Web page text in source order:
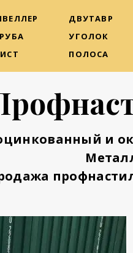
ДВУТАВР
УГОЛОК
ПОЛОСА
и